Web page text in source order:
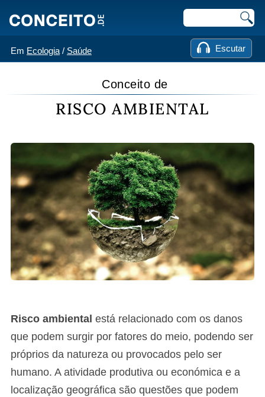
Em Ecologia / Saúde Escutar
Conceito de
RISCO AMBIENTAL
Risco ambiental está relacionado com os danos
que podem surgir por fatores do meio, podendo ser
próprios da natureza ou provocados pelo ser
humano. A atividade produtiva ou económica e a
localização geográfica são questões que podem